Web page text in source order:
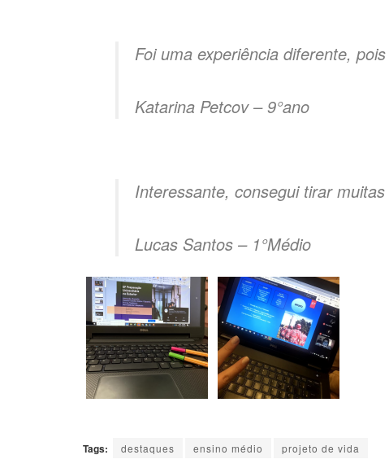
Foi uma experiência diferente,
Katarina Petcov – 9°ano
Interessante, consegui tirar
Lucas Santos – 1°Médio
Tags: destaques ensino médio projeto de vida